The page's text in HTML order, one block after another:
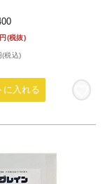
円(税抜)
(税込)
に入れる